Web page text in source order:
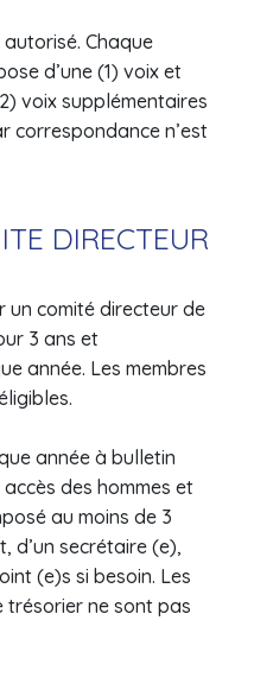
Chaque
d’une (1) voix et
voix supplémentaires
correspondance n’est
DIRECTEUR
un comité directeur de
3 ans et
année. Les membres
année à bulletin
des hommes et
au moins de 3
d’un secrétaire (e),
(e)s si besoin. Les
trésorier ne sont pas